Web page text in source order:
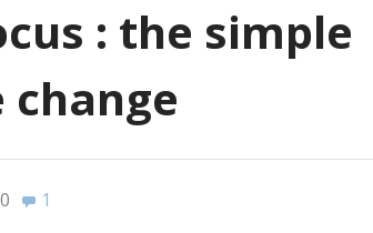
: the simple
1